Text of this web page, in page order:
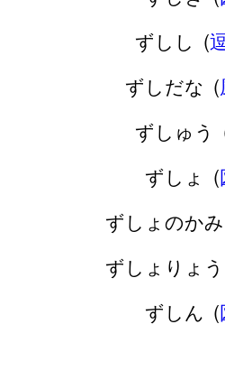
ずしし (
ずしだな (
ずしゅう
ずしょ (
ずしょのかみ
ずしょりょう
ずしん (